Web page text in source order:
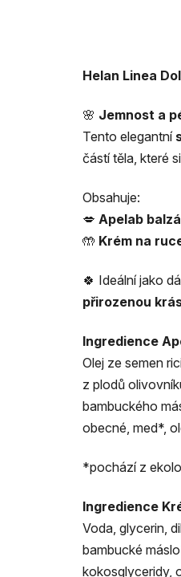
Helan Linea
🌸 Jemnost a
Tento elegantní
částí těla, které
Obsahuje:
💋 Apelab
🤲 Krém na
🍀 Ideální jako
přirozenou
Ingredience
Olej ze semen
z plodů
bambuckého
obecné, med*,
*pochází z
Ingredience
Voda, glycerin,
bambucké
kokosglyceridy,